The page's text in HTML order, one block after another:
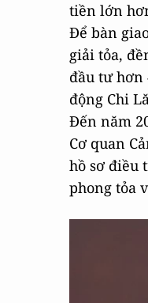
tiền lớn
Để bàn
giải tỏa,
đầu tư hơn
động Chi
Đến năm
Cơ quan
hồ sơ điều
phong tỏa